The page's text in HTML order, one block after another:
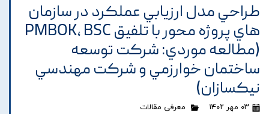
طراحي مدل ارزيابي عملکرد در سازمان
هاي پروژه محور با تلفيق PMBOK، BSC
(مطالعه موردي: شرکت توسعه
ساختمان خوارزمي و شرکت مهندسي
نيکسازان)
۰۳ مهر ۱۴۰۲ معرفی مقالات